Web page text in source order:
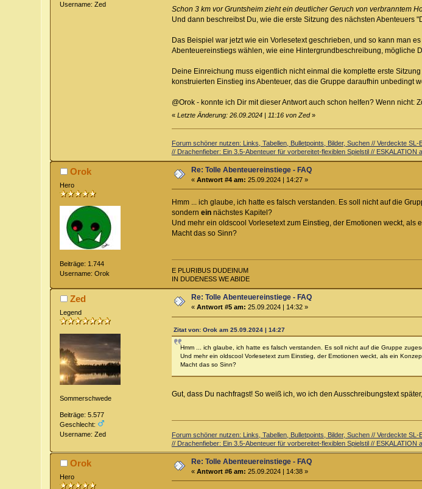
Username: Zed
Schon 3 km vor Gruntsheim zieht ein deutlicher Geruch von verbranntem
Und dann beschreibst Du, wie die erste Sitzung des nächsten Abenteuers
Das Beispiel war jetzt wie ein Vorlesetext geschrieben, und so kann man
Abenteuereinstiegs wählen, wie eine Hintergrundbeschreibung, mögliche
Deine Einreichung muss eigentlich nicht einmal die komplette erste
konstruierten Einstieg ins Abenteuer, das die Gruppe daraufhin unbedingt
@Orok - konnte ich Dir mit dieser Antwort auch schon helfen? Wenn nicht:
« Letzte Änderung: 26.09.2024 | 11:16 von Zed»
Forum schöner nutzen: Links, Tabellen, Bulletpoints, Bilder, Suchen // Verdeckte
// Drachenfieber: Ein 3.5-Abenteuer für vorbereitet-flexiblen Spielstil // ESKALATION
Orok
Hero
Beiträge: 1.744
Username: Orok
Re: Tolle Abenteuereinstiege - FAQ
«Antwort #4 am: 25.09.2024 | 14:27 »
Hmm ... ich glaube, ich hatte es falsch verstanden. Es soll nicht auf die
sondern einnächstes Kapitel?
Und mehr ein oldscool Vorlesetext zum Einstieg, der Emotionen weckt,
Macht das so Sinn?
E PLURIBUS DUDEINUM
IN DUDENESS WE ABIDE
Zed
Legend
Sommerschwede
Beiträge: 5.577
Geschlecht:
Username: Zed
Re: Tolle Abenteuereinstiege - FAQ
«Antwort #5 am: 25.09.2024 | 14:32 »
Zitat von: Orok am 25.09.2024 | 14:27
Hmm ... ich glaube, ich hatte es falsch verstanden. Es soll nicht auf die Gruppe
Und mehr ein oldscool Vorlesetext zum Einstieg, der Emotionen weckt, als ein
Macht das so Sinn?
Gut, dass Du nachfragst! So weiß ich, wo ich den Ausschreibungstext
Forum schöner nutzen: Links, Tabellen, Bulletpoints, Bilder, Suchen // Verdeckte
// Drachenfieber: Ein 3.5-Abenteuer für vorbereitet-flexiblen Spielstil // ESKALATION
Orok
Hero
Re: Tolle Abenteuereinstiege - FAQ
«Antwort #6 am: 25.09.2024 | 14:38 »